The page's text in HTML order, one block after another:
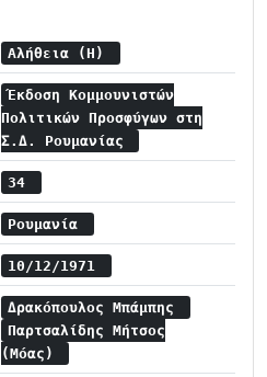
Αλήθεια (Η)
Έκδοση Κομμουνιστών
Πολιτικών Προσφύγων στη
Σ.Δ. Ρουμανίας
34
Ρουμανία
10/12/1971
Δρακόπουλος Μπάμπης
Παρτσαλίδης Μήτσος
(Μόας)